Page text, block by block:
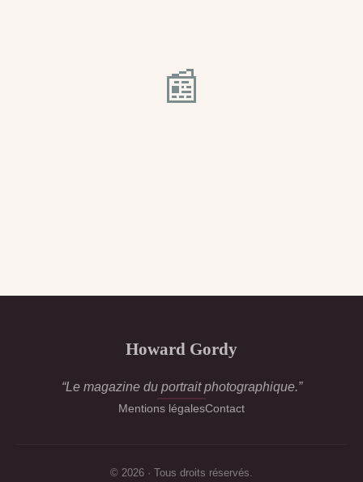
📰
Howard Gordy
“Le magazine du portrait photographique.”
Mentions légalesContact
© 2026 · Tous droits réservés.